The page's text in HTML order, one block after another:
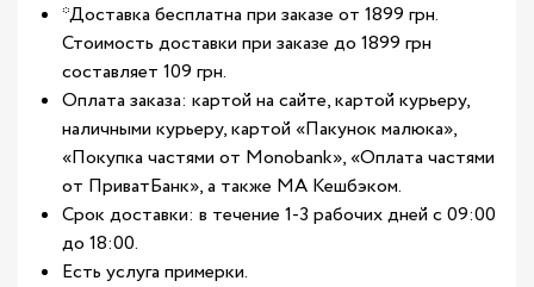
*Доставка бесплатна при заказе от 1899 грн.
Стоимость доставки при заказе до 1899 грн
составляет 109 грн.
Оплата заказа: картой на сайте, картой курьеру,
наличными курьеру, картой «Пакунок малюка»,
«Покупка частями от Monobank», «Оплата частями
от ПриватБанк», а также МА Кешбэком.
Срок доставки: в течение 1-3 рабочих дней с 09:00
до 18:00.
Есть услуга примерки.